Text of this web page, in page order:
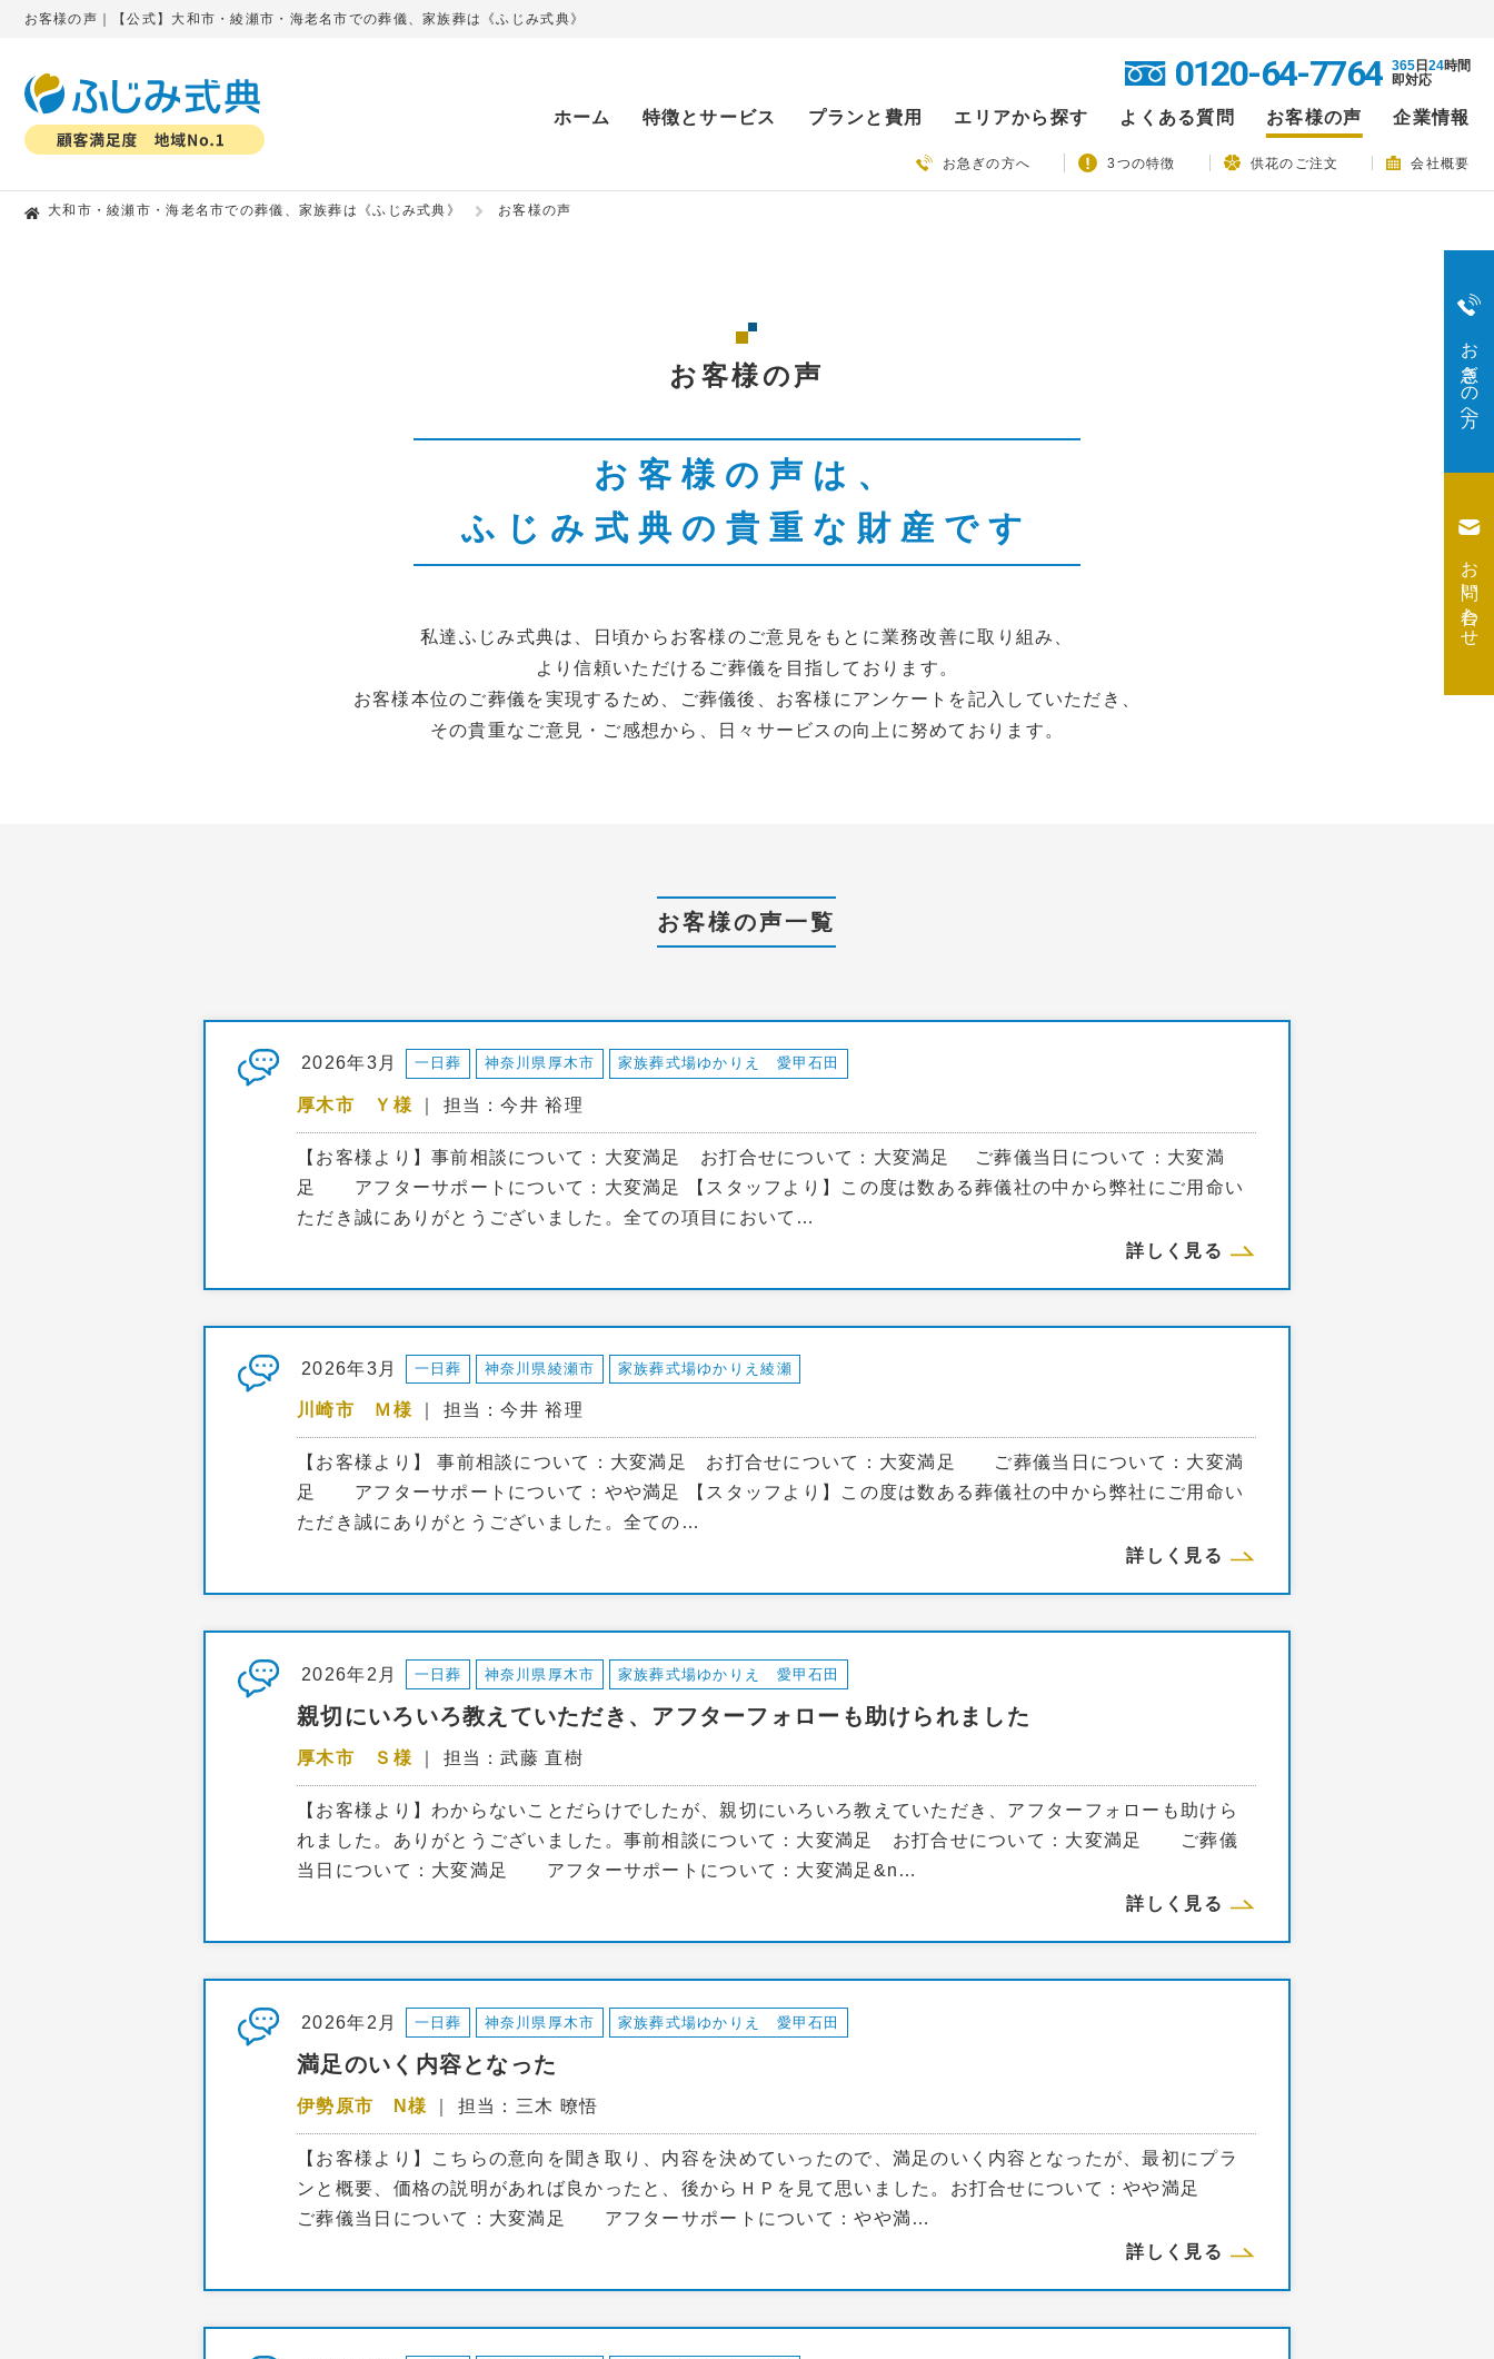
お客様の声｜【公式】大和市・綾瀬市・海老名市での葬儀、家族葬は《ふじみ式典》
0120-64-7764 365日 24時間
即対応
ホーム 特徴とサービス プランと費用 エリアから探す よくある質問 お客様の声 企業情報
お急ぎの方へ 3つの特徴 供花のご注文 会社概要
お急ぎの方へ
お問い合わせ
大和市・綾瀬市・海老名市での葬儀、家族葬は《ふじみ式典》 お客様の声
お客様の声
お客様の声は、
ふじみ式典の貴重な財産です
私達ふじみ式典は、日頃からお客様のご意見をもとに業務改善に取り組み、
より信頼いただけるご葬儀を目指しております。
お客様本位のご葬儀を実現するため、ご葬儀後、お客様にアンケートを記入していただき、
その貴重なご意見・ご感想から、日々サービスの向上に努めております。
お客様の声一覧
2026年3月 一日葬 神奈川県厚木市 家族葬式場ゆかりえ 愛甲石田
厚木市 Ｙ様 ｜ 担当：今井 裕理
【お客様より】事前相談について：大変満足 お打合せについて：大変満足 ご葬儀当日について：大変満
足 アフターサポートについて：大変満足 【スタッフより】この度は数ある葬儀社の中から弊社にご用命い
ただき誠にありがとうございました。全ての項目において…
詳しく見る
2026年3月 一日葬 神奈川県綾瀬市 家族葬式場ゆかりえ綾瀬
川崎市 Ｍ様 ｜ 担当：今井 裕理
【お客様より】 事前相談について：大変満足 お打合せについて：大変満足 ご葬儀当日について：大変満
足 アフターサポートについて：やや満足 【スタッフより】この度は数ある葬儀社の中から弊社にご用命い
ただき誠にありがとうございました。全ての…
詳しく見る
2026年2月 一日葬 神奈川県厚木市 家族葬式場ゆかりえ 愛甲石田
親切にいろいろ教えていただき、アフターフォローも助けられました
厚木市 Ｓ様 ｜ 担当：武藤 直樹
【お客様より】わからないことだらけでしたが、親切にいろいろ教えていただき、アフターフォローも助けら
れました。ありがとうございました。事前相談について：大変満足 お打合せについて：大変満足 ご葬儀
当日について：大変満足 アフターサポートについて：大変満足&n…
詳しく見る
2026年2月 一日葬 神奈川県厚木市 家族葬式場ゆかりえ 愛甲石田
満足のいく内容となった
伊勢原市 N様 ｜ 担当：三木 暸悟
【お客様より】こちらの意向を聞き取り、内容を決めていったので、満足のいく内容となったが、最初にプラ
ンと概要、価格の説明があれば良かったと、後からＨＰを見て思いました。お打合せについて：やや満足
ご葬儀当日について：大変満足 アフターサポートについて：やや満…
詳しく見る